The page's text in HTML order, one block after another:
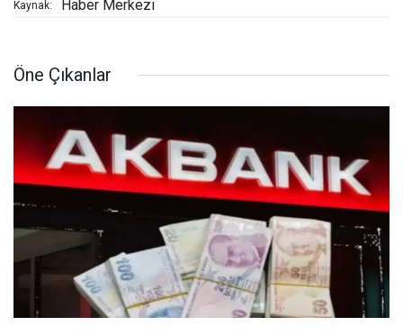
Kaynak: Haber Merkezi
Öne Çıkanlar